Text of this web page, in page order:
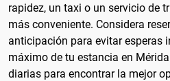
rapidez, un taxi o un servicio de
más conveniente. Considera
anticipación para evitar esperas
máximo de tu estancia en
diarias para encontrar la mejor